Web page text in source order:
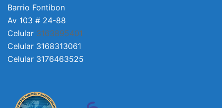
Barrio Fontibon
Av 103 # 24-88
Celular 3163895401
Celular 3168313061
Celular 3176463525